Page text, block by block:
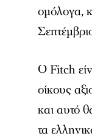
ομόλογα,
Ο Fitch
οίκους
και αυτό
τα